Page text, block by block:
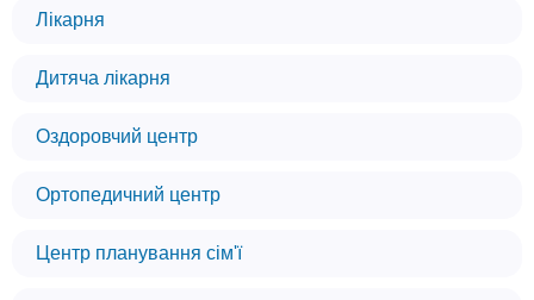
Лікарня
Дитяча лікарня
Оздоровчий центр
Ортопедичний центр
Центр планування сім'ї